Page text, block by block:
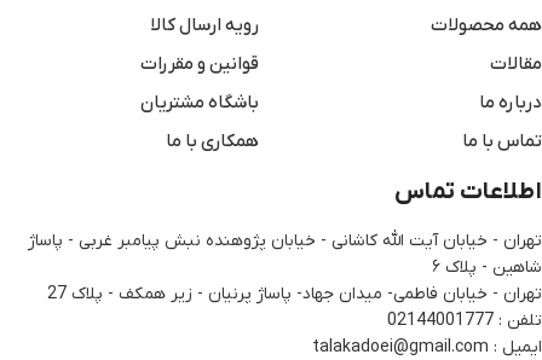
همه محصولات
مقالات
درباره ما
تماس با ما
رویه ارسال کالا
قوانین و مقررات
باشگاه مشتریان
همکاری با ما
اطلاعات تماس
تهران - خیابان آیت الله کاشانی - خیابان پژوهنده نبش پیامبر غربی - پاساژ
شاهین - پلاک ۶
تهران - خیابان فاطمی- میدان جهاد- پاساژ پرنیان - زیر همکف - پلاک 27
تلفن : 02144001777
ایمیل : talakadoei@gmail.com